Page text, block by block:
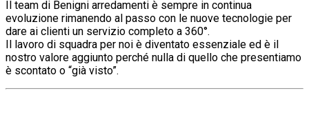
Il team di Benigni arredamenti è sempre in continua
evoluzione rimanendo al passo con le nuove tecnologie per
dare ai clienti un servizio completo a 360°.
Il lavoro di squadra per noi è diventato essenziale ed è il
nostro valore aggiunto perché nulla di quello che presentiamo
è scontato o “già visto”.